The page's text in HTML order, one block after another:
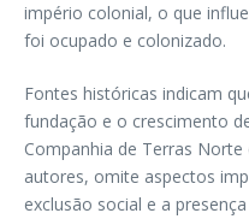
império colonial, o que
foi ocupado e colonizado.
Fontes históricas indicam
fundação e o crescimento
Companhia de Terras
autores, omite aspectos
exclusão social e a